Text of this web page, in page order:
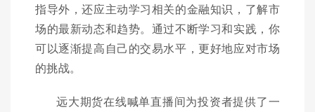
指导外，还应主动学习相关的金融知识，了解市
场的最新动态和趋势。通过不断学习和实践，你
可以逐渐提高自己的交易水平，更好地应对市场
的挑战。
远大期货在线喊单直播间为投资者提供了一